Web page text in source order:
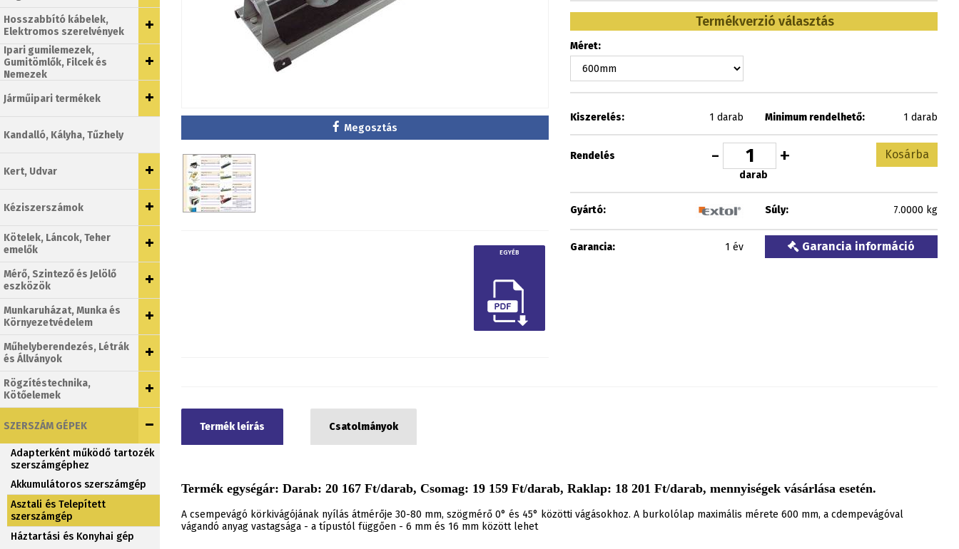
Hosszabbító kábelek,
Elektromos szerelvények
Ipari gumilemezek,
Gumitömlők, Filcek és
Nemezek
Járműipari termékek
Kandalló, Kályha, Tűzhely
Kert, Udvar
Kéziszerszámok
Kötelek, Láncok, Teher
emelők
Mérő, Szintező és Jelölő
eszközök
Munkaruházat, Munka és
Környezetvédelem
Műhelyberendezés, Létrák
és Állványok
Rögzítéstechnika,
Kötőelemek
SZERSZÁM GÉPEK
Adapterként működő tartozék
szerszámgéphez
Akkumulátoros szerszámgép
Asztali és Telepített
szerszámgép
Háztartási és Konyhai gép
Megosztás
EGYÉB
Termékverzió választás
Méret:
Kiszerelés: 1 darab Minimum rendelhető: 1 darab
Rendelés - +
darab
Kosárba
Gyártó: Súly: 7.0000 kg
Garancia: 1 év Garancia információ
Termék leírás Csatolmányok
Termék egységár: Darab: 20 167 Ft/darab, Csomag: 19 159 Ft/darab, Raklap: 18 201 Ft/darab, mennyiségek vásárlása esetén.
A csempevágó körkivágójának nyílás átmérője 30-80 mm, szögmérő 0° és 45° közötti vágásokhoz. A burkolólap maximális mérete 600 mm, a cdempevágóval
vágandó anyag vastagsága - a típustól függően - 6 mm és 16 mm között lehet